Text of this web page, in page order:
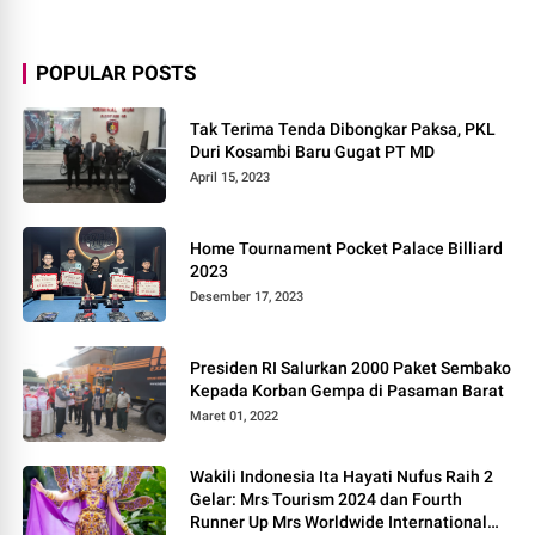
POPULAR POSTS
Tak Terima Tenda Dibongkar Paksa, PKL
Duri Kosambi Baru Gugat PT MD
April 15, 2023
Home Tournament Pocket Palace Billiard
2023
Desember 17, 2023
Presiden RI Salurkan 2000 Paket Sembako
Kepada Korban Gempa di Pasaman Barat
Maret 01, 2022
Wakili Indonesia Ita Hayati Nufus Raih 2
Gelar: Mrs Tourism 2024 dan Fourth
Runner Up Mrs Worldwide International